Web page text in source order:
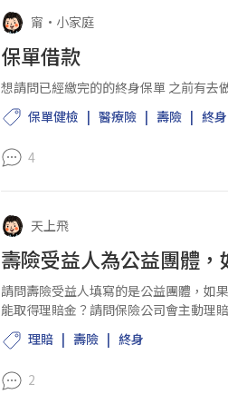
甯 • 小家庭
保單借款
想請問已經繳完的的終身保單 之前有去
保單健檢
醫療險 壽險 終身
4
天上飛
壽險受益人為公益團體，
請問壽險受益人填寫的是公益團體，如
能取得理賠金？請問保險公司會主動理賠嗎？ 如果用保險金信託的方式，請問公益團體還需
證明與除戶證明給信...
理賠 壽險 終身
2